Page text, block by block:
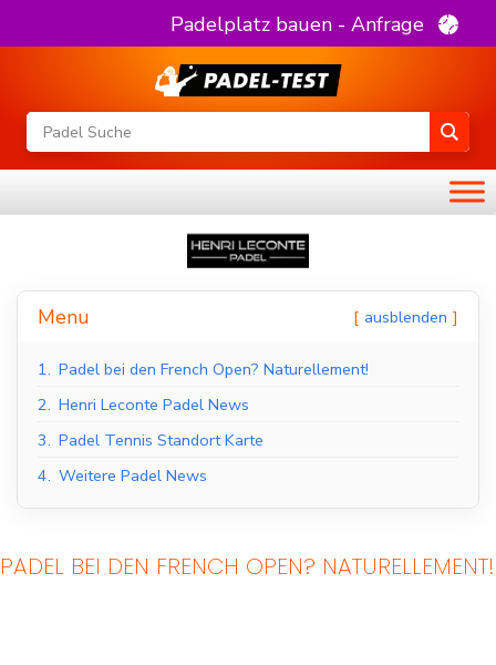
Padelplatz bauen - Anfrage
Menu ausblenden
1. Padel bei den French Open? Naturellement!
2. Henri Leconte Padel News
3. Padel Tennis Standort Karte
4. Weitere Padel News
PADEL BEI DEN FRENCH OPEN? NATURELLEMENT!